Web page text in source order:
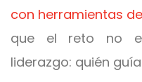
con herramientas
que el reto no
liderazgo: quién